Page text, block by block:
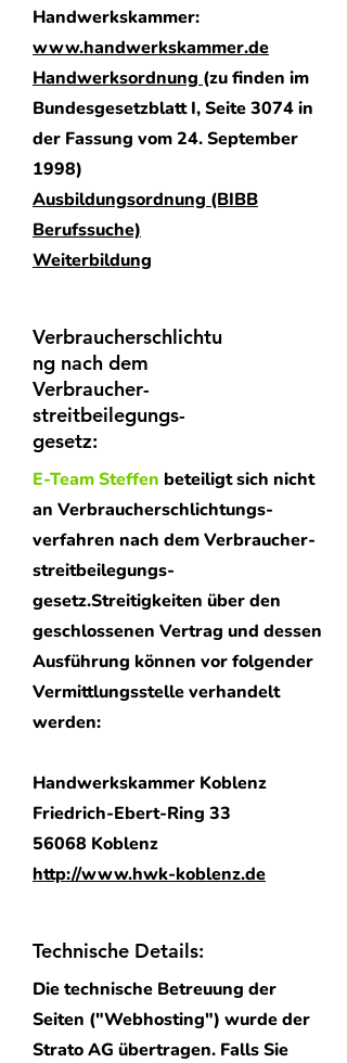
Handwerkskammer:
www.handwerkskammer.de
Handwerksordnung (zu finden im
Bundesgesetzblatt I, Seite 3074 in
der Fassung vom 24. September
1998)
Ausbildungsordnung (BIBB
Berufssuche)
Weiterbildung
Verbraucherschlichtu
ng nach dem
Verbraucher­
streitbeilegungs­
gesetz:
E-Team Steffen beteiligt sich nicht
an Verbraucher­schlichtungs­
verfahren nach dem Verbraucher­
streitbeilegungs­
gesetz.Streitigkeiten über den
geschlossenen Vertrag und dessen
Ausführung können vor folgender
Vermittlungsstelle verhandelt
werden:
Handwerkskammer Koblenz
Friedrich-Ebert-Ring 33
56068 Koblenz
http://www.hwk-koblenz.de
Technische Details:
Die technische Betreuung der
Seiten ("Webhosting") wurde der
Strato AG übertragen. Falls Sie